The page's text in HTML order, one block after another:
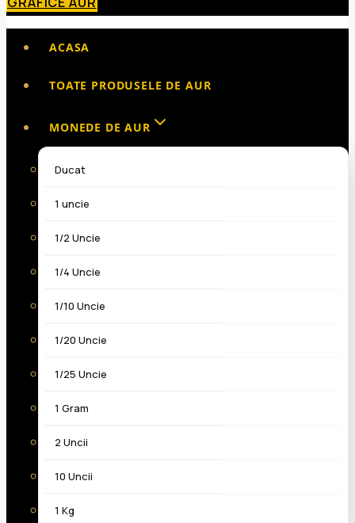
ACASA
TOATE PRODUSELE DE AUR
MONEDE DE AUR
Ducat
1 uncie
1/2 Uncie
1/4 Uncie
1/10 Uncie
1/20 Uncie
1/25 Uncie
1 Gram
2 Uncii
10 Uncii
1 Kg